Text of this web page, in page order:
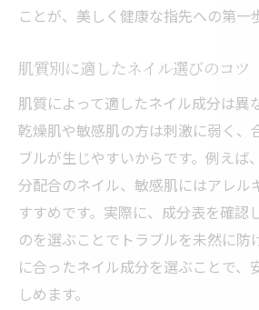
ことが、美しく健康な指先への第一
肌質別に適したネイル選びのコツ
肌質によって適したネイル成分は異
乾燥肌や敏感肌の方は刺激に弱く、
ブルが生じやすいからです。例えば
分配合のネイル、敏感肌にはアレル
すすめです。実際に、成分表を確認
のを選ぶことでトラブルを未然に防
に合ったネイル成分を選ぶことで、
しめます。